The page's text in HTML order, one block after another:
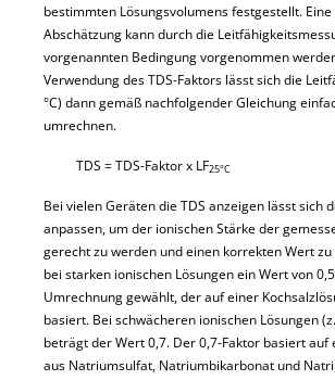
bestimmten Lösungsvolumens festgestellt.
Abschätzung kann durch die
vorgenannten Bedingung vorgenommen
Verwendung des TDS-Faktors lässt sich die
°C) dann gemäß nachfolgender Gleichung
umrechnen.
TDS = TDS-Faktor x LF25°C
Bei vielen Geräten die TDS anzeigen lässt sich
anpassen, um der ionischen Stärke der
gerecht zu werden und einen korrekten Wert
bei starken ionischen Lösungen ein Wert von
Umrechnung gewählt, der auf einer
basiert. Bei schwächeren ionischen Lösungen
beträgt der Wert 0,7. Der 0,7-Faktor basiert auf
aus Natriumsulfat, Natriumbikarbonat und